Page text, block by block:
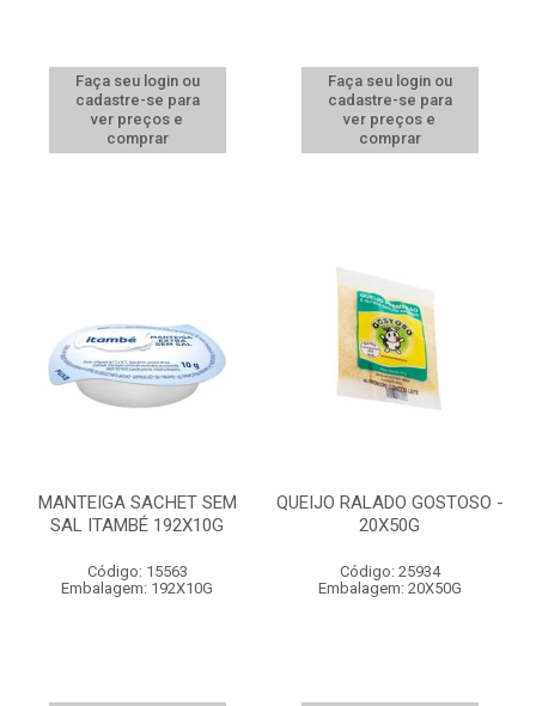
Faça seu login ou
cadastre-se para
ver preços e
comprar
Faça seu login ou
cadastre-se para
ver preços e
comprar
MANTEIGA SACHET SEM
SAL ITAMBÉ 192X10G
Código: 15563
Embalagem: 192X10G
QUEIJO RALADO GOSTOSO -
20X50G
Código: 25934
Embalagem: 20X50G